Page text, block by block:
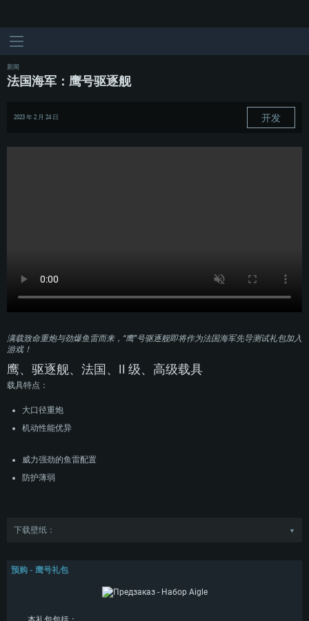
新闻
法国海军：鹰号驱逐舰
2023 年 2 月 24 日 开发
满载致命重炮与劲爆鱼雷而来，“鹰”号驱逐舰即将作为法国海军先导测试礼包加入
游戏！
鹰、驱逐舰、法国、II 级、高级载具
载具特点：
大口径重炮
机动性能优异
威力强劲的鱼雷配置
防护薄弱
下载壁纸： ▼
列首舰“鹰”号于 20 年代末开工建造，并于 1931 年 2 月正式下水。舰艇于 1932
预购 - 鹰号礼包